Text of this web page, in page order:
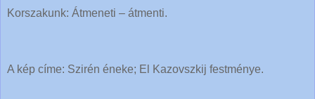
Korszakunk: Átmeneti – átmenti.
A kép címe: Szirén éneke; El Kazovszkij festménye.